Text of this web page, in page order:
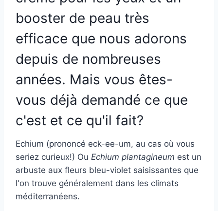
booster de peau très
efficace que nous adorons
depuis de nombreuses
années. Mais vous êtes-
vous déjà demandé ce que
c'est et ce qu'il fait?
Echium (prononcé eck-ee-um, au cas où vous
seriez curieux!) Ou Echium plantagineum est un
arbuste aux fleurs bleu-violet saisissantes que
l'on trouve généralement dans les climats
méditerranéens.